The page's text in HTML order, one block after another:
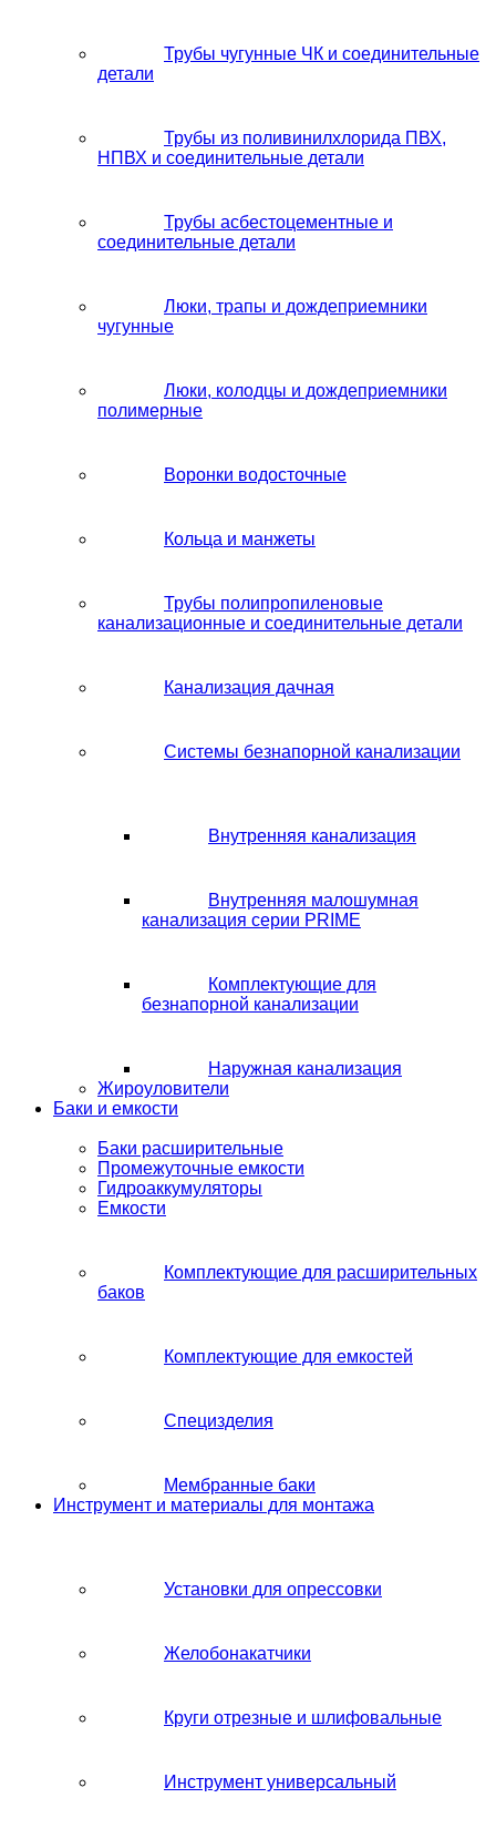
Трубы чугунные ЧК и соединительные
детали
Трубы из поливинилхлорида ПВХ,
НПВХ и соединительные детали
Трубы асбестоцементные и
соединительные детали
Люки, трапы и дождеприемники
чугунные
Люки, колодцы и дождеприемники
полимерные
Воронки водосточные
Кольца и манжеты
Трубы полипропиленовые
канализационные и соединительные детали
Канализация дачная
Системы безнапорной канализации
Внутренняя канализация
Внутренняя малошумная
канализация серии PRIME
Комплектующие для
безнапорной канализации
Наружная канализация
Жироуловители
Баки и емкости
Баки расширительные
Промежуточные емкости
Гидроаккумуляторы
Емкости
Комплектующие для расширительных
баков
Комплектующие для емкостей
Специзделия
Мембранные баки
Инструмент и материалы для монтажа
Установки для опрессовки
Желобонакатчики
Круги отрезные и шлифовальные
Инструмент универсальный